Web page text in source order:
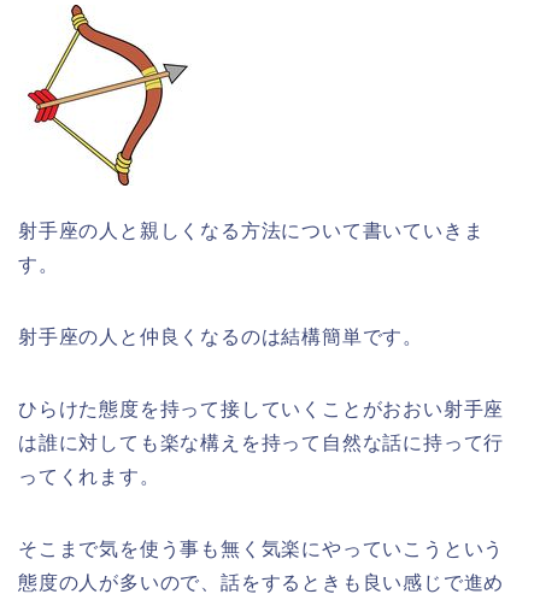
射手座の人と親しくなる方法について書いていきま
す。
射手座の人と仲良くなるのは結構簡単です。
ひらけた態度を持って接していくことがおおい射手座
は誰に対しても楽な構えを持って自然な話に持って行
ってくれます。
そこまで気を使う事も無く気楽にやっていこうという
態度の人が多いので、話をするときも良い感じで進め